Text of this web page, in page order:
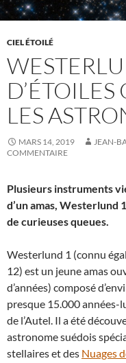
CIEL ÉTOILÉ
LES
MARS 14, 2019 JEAN-
COMMENTAIRE
Plusieurs instruments
d’un amas,
de curieuses queues.
Westerlund 1 (connu
12) est un jeune amas
d’années) composé
presque 15.000
de l’Autel. Il a été
astronome suédois
stellaires et des Nuages